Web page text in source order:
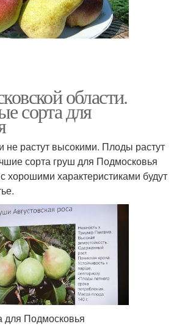
области.
сорта для
не растут высокими. Плоды растут
сорта груш для Подмосковья
хорошими характеристиками будут
для Подмосковья